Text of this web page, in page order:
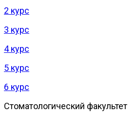
2 курс
3 курс
4 курс
5 курс
6 курс
Стоматологический факультет